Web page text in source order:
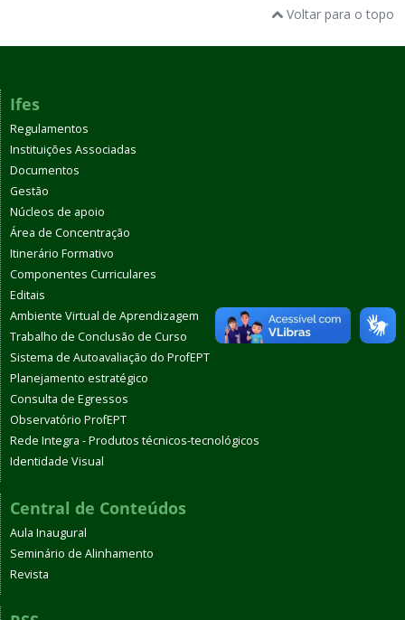
Voltar para o topo
Ifes
Regulamentos
Instituições Associadas
Documentos
Gestão
Núcleos de apoio
Área de Concentração
Itinerário Formativo
Componentes Curriculares
Editais
Ambiente Virtual de Aprendizagem
Trabalho de Conclusão de Curso
Sistema de Autoavaliação do ProfEPT
Planejamento estratégico
Consulta de Egressos
Observatório ProfEPT
Rede Integra - Produtos técnicos-tecnológicos
Identidade Visual
Central de Conteúdos
Aula Inaugural
Seminário de Alinhamento
Revista